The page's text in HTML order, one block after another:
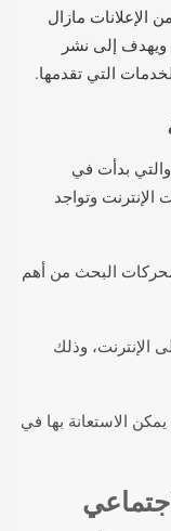
الإعلانات مازال
إلى نشر
التي تقدمها.
والتي بدأت في
الإنترنت وتواجد
البحث من أهم
متسوق على الإنترنت، وذلك
الاستعانة بها في